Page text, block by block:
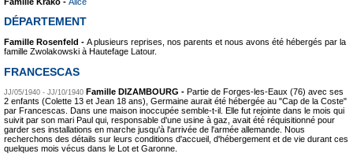
DÉPARTEMENT
Famille Rosenfeld - A plusieurs reprises, nos parents et nous avons été hébergés par la
famille Zwolakowski à Hautefage Latour.
FRANCESCAS
JJ/05/1940 - JJ/10/1940 Famille DIZAMBOURG - Partie de Forges-les-Eaux (76) avec ses
2 enfants (Colette 13 et Jean 18 ans), Germaine aurait été hébergée au "Cap de la Coste"
par Francescas. Dans une maison inoccupée semble-t-il. Elle fut rejointe dans le mois qui
suivit par son mari Paul qui, responsable d'une usine à gaz, avait été réquisitionné pour
garder ses installations en marche jusqu'à l'arrivée de l'armée allemande. Nous
recherchons des détails sur leurs conditions d'accueil, d'hébergement et de vie durant ces
quelques mois vécus dans le Lot et Garonne.